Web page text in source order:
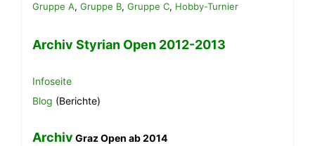
Gruppe A, Gruppe B, Gruppe C, Hobby-Turnier
Archiv Styrian Open 2012-2013
Infoseite
Blog (Berichte)
Archiv Graz Open ab 2014